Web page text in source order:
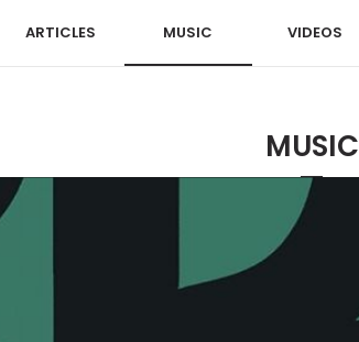
ARTICLES MUSIC VIDEOS
MUSIC